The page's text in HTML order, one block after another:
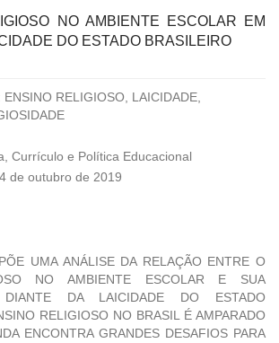
NO AMBIENTE ESCOLAR EM
DO ESTADO BRASILEIRO
RELIGIOSO, LAICIDADE,
Currículo e Política Educacional
de outubro de 2019
UMA ANÁLISE DA RELAÇÃO ENTRE O
NO AMBIENTE ESCOLAR E SUA
DIANTE DA LAICIDADE DO ESTADO
RELIGIOSO NO BRASIL É AMPARADO
ENCONTRA GRANDES DESAFIOS PARA